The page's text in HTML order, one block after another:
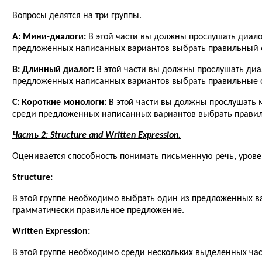
Вопросы делятся на три группы.
A: Мини-диалоги: В этой части вы должны прослушать
предложенных написанных вариантов выбрать правильный
B: Длинный диалог: В этой части вы должны прослушать
предложенных написанных вариантов выбрать правильные
C: Короткие монологи: В этой части вы должны прослушать
среди предложенных написанных вариантов выбрать
Часть 2: Structure and Written Expression.
Оценивается способность понимать письменную речь,
Structure:
В этой группе необходимо выбрать один из предложенных
грамматически правильное предложение.
Written Expression:
В этой группе необходимо среди нескольких выделенных